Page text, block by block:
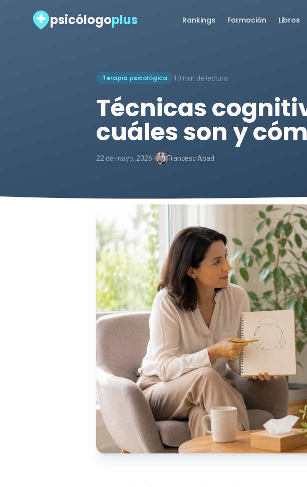
psicólogoplus Rankings Formación Libros
Terapia psicológica 10 min de lectura
Técnicas
cuáles son y
22 de mayo, 2026- Francesc Abad